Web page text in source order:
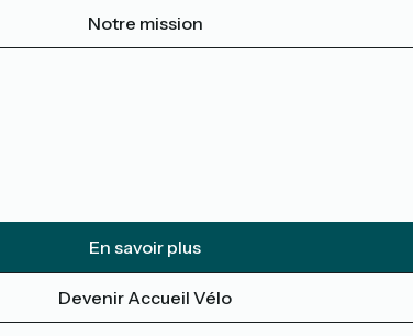
Notre mission
En savoir plus
Devenir Accueil Vélo